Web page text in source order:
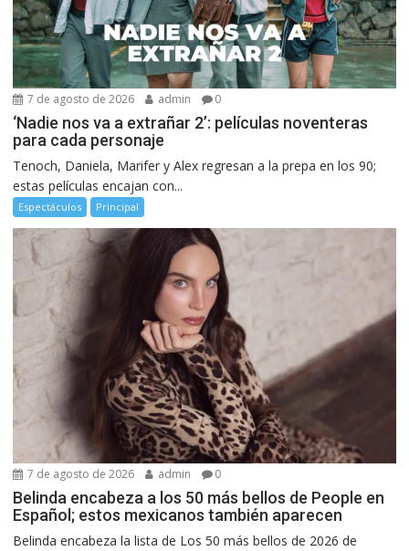
7 de agosto de 2026 admin 0
‘Nadie nos va a extrañar 2’: películas noventeras
para cada personaje
Tenoch, Daniela, Marifer y Alex regresan a la prepa en los 90;
estas películas encajan con...
Espectáculos Principal
7 de agosto de 2026 admin 0
Belinda encabeza a los 50 más bellos de People en
Español; estos mexicanos también aparecen
Belinda encabeza la lista de Los 50 más bellos de 2026 de